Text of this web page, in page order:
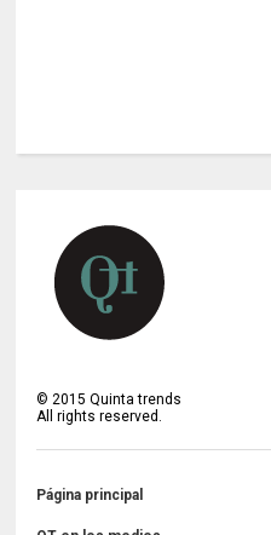
©2015 Quinta trends
All rights reserved.
Página principal